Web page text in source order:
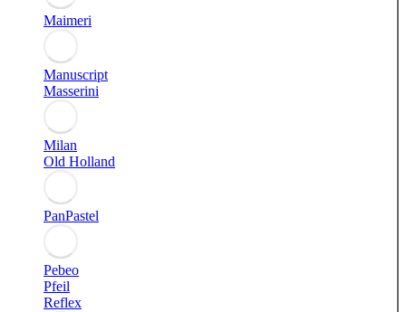
Maimeri
Manuscript
Masserini
Milan
Old Holland
PanPastel
Pebeo
Pfeil
Reflex